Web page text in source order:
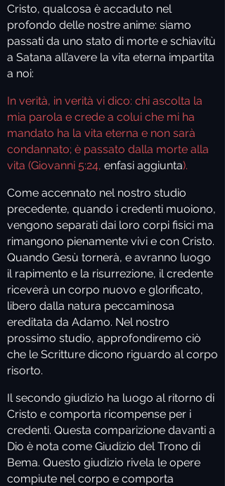
Cristo, qualcosa è accaduto nel
profondo delle nostre anime: siamo
passati da uno stato di morte e schiavitù
a Satana all’avere la vita eterna impartita
a noi:
In verità, in verità vi dico: chi ascolta la
mia parola e crede a colui che mi ha
mandato ha la vita eterna e non sarà
condannato; è passato dalla morte alla
vita (Giovanni 5:24, enfasi aggiunta).
Come accennato nel nostro studio
precedente, quando i credenti muoiono,
vengono separati dai loro corpi fisici ma
rimangono pienamente vivi e con Cristo.
Quando Gesù tornerà, e avranno luogo
il rapimento e la risurrezione, il credente
riceverà un corpo nuovo e glorificato,
libero dalla natura peccaminosa
ereditata da Adamo. Nel nostro
prossimo studio, approfondiremo ciò
che le Scritture dicono riguardo al corpo
risorto.
Il secondo giudizio ha luogo al ritorno di
Cristo e comporta ricompense per i
credenti. Questa comparizione davanti a
Dio è nota come Giudizio del Trono di
Bema. Questo giudizio rivela le opere
compiute nel corpo e comporta